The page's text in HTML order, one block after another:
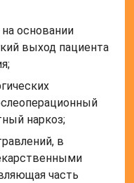
основании
выход пациента
наркоз;
в
часть